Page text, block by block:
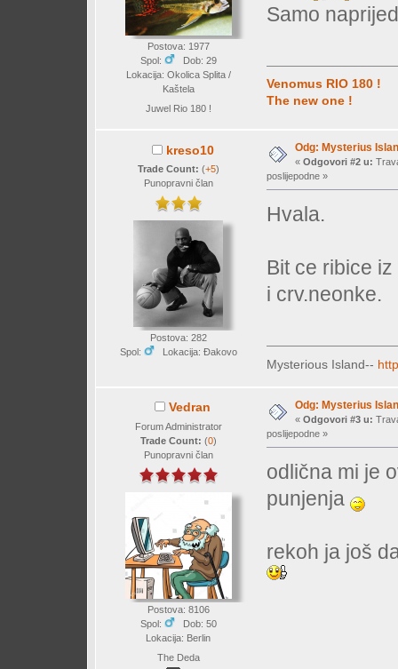
Postova: 1977
Spol:
Dob: 29
Lokacija: Okolica Splita /
Kaštela
Juwel Rio 180 !
Samo
Venomus RIO 180 !
The new one !
kreso10
Trade Count: (+5)
Punopravni član
Postova: 282
Spol:
Lokacija: Đakovo
Odg: Mysterius
« Odgovori #2 u:
poslijepodne »
Hvala.
Bit ce ribice
i crv.neonke.
Mysterious Island--
Vedran
Forum Administrator
Trade Count: (0)
Punopravni član
Postova: 8106
Spol:
Dob: 50
Lokacija: Berlin
The Deda
Odg: Mysterius
« Odgovori #3 u:
poslijepodne »
odlična mi je
punjenja
rekoh ja još